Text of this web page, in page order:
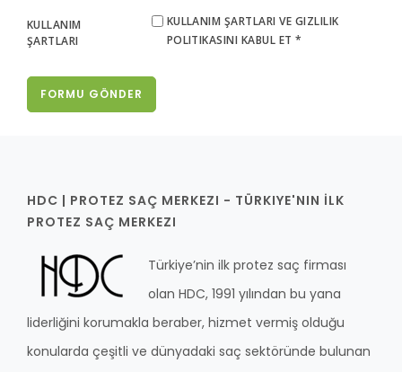
KULLANIM
ŞARTLARI
KULLANIM ŞARTLARI VE GIZLILIK
POLITIKASINI KABUL ET *
FORMU GÖNDER
HDC | PROTEZ SAÇ MERKEZI - TÜRKIYE'NIN İLK
PROTEZ SAÇ MERKEZI
Türkiye’nin ilk protez saç firması
olan HDC, 1991 yılından bu yana
liderliğini korumakla beraber, hizmet vermiş olduğu
konularda çeşitli ve dünyadaki saç sektöründe bulunan